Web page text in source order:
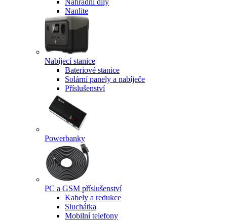
Náhradní díly
Nanlite
Nabíjecí stanice
Bateriové stanice
Solární panely a nabíječe
Příslušenství
Powerbanky
PC a GSM příslušenství
Kabely a redukce
Sluchátka
Mobilní telefony